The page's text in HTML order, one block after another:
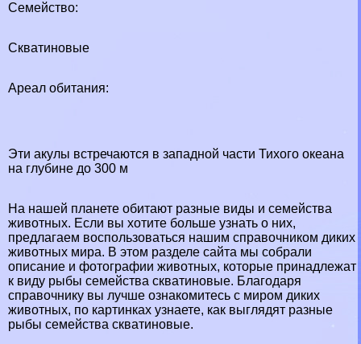
Семейство:
Скватиновые
Ареал обитания:
Эти акулы встречаются в западной части Тихого океана
на глубине до 300 м
На нашей планете обитают разные виды и семейства
животных. Если вы хотите больше узнать о них,
предлагаем воспользоваться нашим справочником диких
животных мира. В этом разделе сайта мы собрали
описание и фотографии животных, которые принадлежат
к виду рыбы семейства скватиновые. Благодаря
справочнику вы лучше ознакомитесь с миром диких
животных, по картинках узнаете, как выглядят разные
рыбы семейства скватиновые.